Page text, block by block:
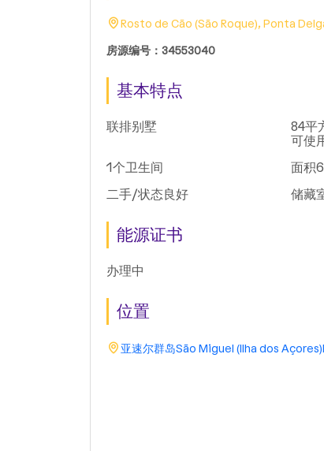
Rosto de Cão (São Roque), Ponta
房源编号：34553040
基本特点
联排别墅
84平
可使
1个卫生间 面积
二手/状态良好
储藏
能源证书
办理中
位置
亚速尔群岛São Miguel (Ilha dos Açores)